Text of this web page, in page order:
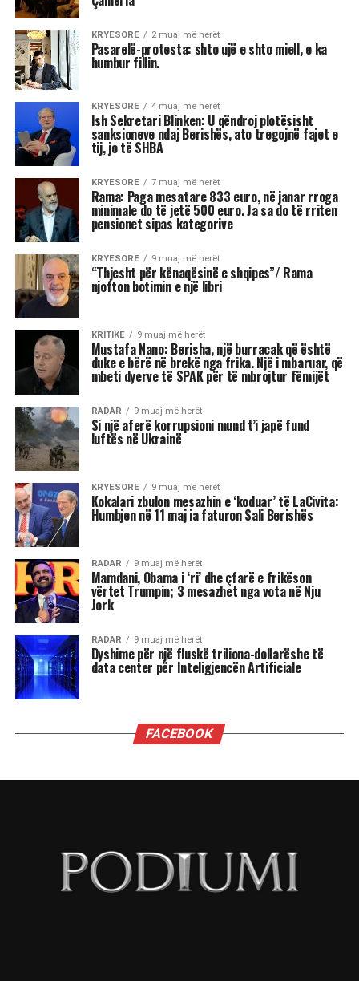
Klajdi Logu*
Revolta e ditëve të fundit në Nepal nuk është
thjesht episod i një qeverie të rrëzuar. Është
simptomë e një ndryshimi më të thellë: hyrja e
brezit digjital në lojën politike jo si aktor pasiv,
por si arbitër që imponon zgjedhje. Më
dramatikja nuk është dorëheqja e një
kryeministri, por fakti se procesi i përzgjedhjes
së lidershipit kaloi përmes një platforme si
Discord – një arenë e shpërndarë, horizontale
dhe e padukshme për aparatin shtetëror.
Kjo është revolta e turmave që Ortega y Gasset
(1930/1993) e përshkroi dekada më parë:
momenti kur “masa” nuk pranon më të
udhëhiqet, por e sheh veten si bartëse të
drejtimit. Por ndryshe nga turmat e shekullit XX,
masa e re nuk është trup fizik në bulevard, por
rrjet fluid që prodhon vendime kolektive në
servera dhe kanale digjitale. Ky është shembulli i
pastër i asaj që Bennett dhe Segerberg (2012) e
quajnë “connective action”: organizim pa
strukturë klasike, ku identiteti kolektiv lind nga
ndërveprimi i vazhdueshëm në platforma.
Në këtë kuptim, protestat nepaleze nuk janë
revoltë spontane, por shfaqje e një realiteti ku
legjitimiteti nuk matet më vetëm nga procedurat
opsionet e qytetarit përballë institucioneve:
luksin e exit – emigracioni nuk është zgjidhje për
me instrumentet që njeh: rrjetet sociale.
Kjo zhvendosje sjell tre implikime të forta: